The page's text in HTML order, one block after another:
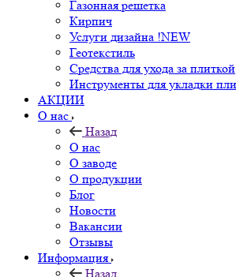
Газонная решетка
Кирпич
Услуги дизайна !NEW
Геотекстиль
Средства для ухода за плиткой
Инструменты для укладки
АКЦИИ
О нас
Назад
О нас
О заводе
О продукции
Блог
Новости
Вакансии
Отзывы
Информация
Назад